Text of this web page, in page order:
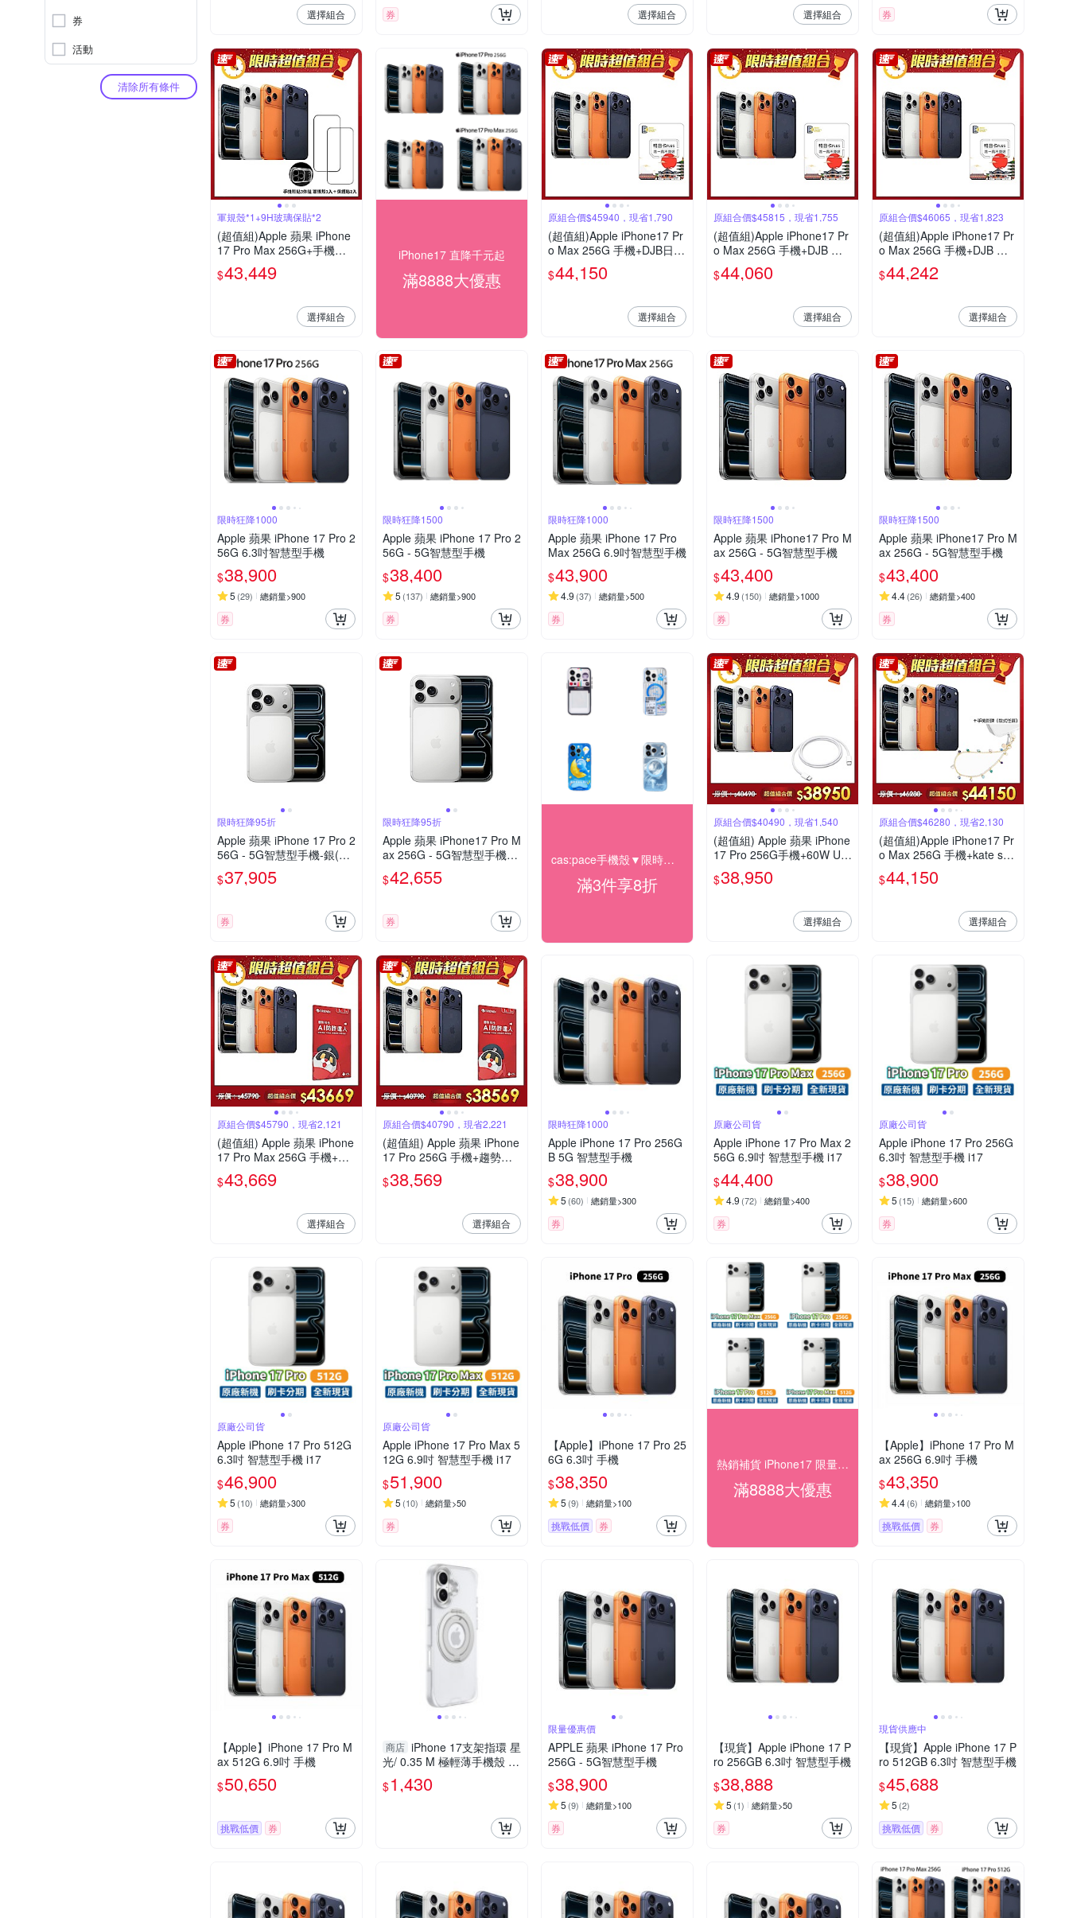
券
活動
清除所有條件
選擇組合 券 選擇組合 選擇組合 券
軍規殼*1+9H玻璃保貼*2
(超值組)Apple 蘋果 iPhone
17 Pro Max 256G+手機殼
貼3件組
$43,449
選擇組合
iPhone17 直降千元起
滿8888大優惠
原組合價$45940，現省1,790
(超值組)Apple iPhone17 Pr
o Max 256G 手機+DJB日本
7天吃到飽不降速上網SIM卡
$44,150
選擇組合
原組合價$45815，現省1,755
(超值組)Apple iPhone17 Pr
o Max 256G 手機+DJB 日
本6天吃到飽不降速上網SIM
卡
$44,060
選擇組合
原組合價$46065，現省1,823
(超值組)Apple iPhone17 Pr
o Max 256G 手機+DJB 日
本8天吃到飽不降速上網SIM
卡
$44,242
選擇組合
限時狂降1000
Apple 蘋果 iPhone 17 Pro 2
56G 6.3吋智慧型手機
$38,900
5 (29) 總銷量>900
券
限時狂降1500
Apple 蘋果 iPhone 17 Pro 2
56G - 5G智慧型手機
$38,400
5 (137) 總銷量>900
券
限時狂降1000
Apple 蘋果 iPhone 17 Pro
Max 256G 6.9吋智慧型手機
$43,900
4.9 (37) 總銷量>500
券
限時狂降1500
Apple 蘋果 iPhone17 Pro M
ax 256G - 5G智慧型手機
$43,400
4.9 (150) 總銷量>1000
券
限時狂降1500
Apple 蘋果 iPhone17 Pro M
ax 256G - 5G智慧型手機
$43,400
4.4(26) 總銷量>400
券
限時狂降95折
Apple 蘋果 iPhone 17 Pro 2
56G - 5G智慧型手機-銀(父
親節限定)
$37,905
券
限時狂降95折
Apple 蘋果 iPhone17 Pro M
ax 256G - 5G智慧型手機-
銀(父親節限定）
$42,655
券
cas:pace手機殼▼限時下殺85折
滿3件享8折
原組合價$40490，現省1,540
(超值組) Apple 蘋果 iPhone
17 Pro 256G手機+60W US
B-C連接線1M
$38,950
選擇組合
原組合價$46280，現省2,130
(超值組)Apple iPhone17 Pr
o Max 256G 手機+kate spa
de手機掛鍊
$44,150
選擇組合
原組合價$45790，現省2,121
(超值組) Apple 蘋果 iPhone
17 Pro Max 256G 手機+趨
勢科技AI防詐達人
$43,669
選擇組合
原組合價$40790，現省2,221
(超值組) Apple 蘋果 iPhone
17 Pro 256G 手機+趨勢科
技AI防詐達人
$38,569
選擇組合
限時狂降1000
Apple iPhone 17 Pro 256G
B 5G 智慧型手機
$38,900
5 (60) 總銷量>300
券
原廠公司貨
Apple iPhone 17 Pro Max 2
56G 6.9吋 智慧型手機 i17
$44,400
4.9 (72) 總銷量>400
券
原廠公司貨
Apple iPhone 17 Pro 256G
6.3吋 智慧型手機 i17
$38,900
5 (15) 總銷量>600
券
原廠公司貨
Apple iPhone 17 Pro 512G
6.3吋 智慧型手機 i17
$46,900
5 (10) 總銷量>300
券
原廠公司貨
Apple iPhone 17 Pro Max 5
12G 6.9吋 智慧型手機 i17
$51,900
5 (10) 總銷量>50
券
【Apple】iPhone 17 Pro 25
6G 6.3吋 手機
$38,350
5 (9) 總銷量>100
挑戰低價 券
熱銷補貨 iPhone17 限量瘋搶
滿8888大優惠
【Apple】iPhone 17 Pro M
ax 256G 6.9吋 手機
$43,350
4.4(6) 總銷量>100
挑戰低價 券
【Apple】iPhone 17 Pro M
ax 512G 6.9吋 手機
$50,650
挑戰低價 券
商店 iPhone 17支架指環 星
光/ 0.35 M 極輕薄手機殼 17
Pro Max迷霧、霧透 /iPhon
e Air 霧透
$1,430
限量優惠價
APPLE 蘋果 iPhone 17 Pro
256G - 5G智慧型手機
$38,900
5 (9) 總銷量>100
券
【現貨】Apple iPhone 17 P
ro 256GB 6.3吋 智慧型手機
$38,888
5 (1) 總銷量>50
券
現貨供應中
【現貨】Apple iPhone 17 P
ro 512GB 6.3吋 智慧型手機
$45,688
5 (2)
挑戰低價 券